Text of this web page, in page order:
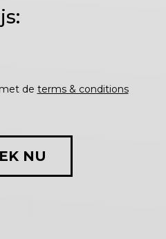
de terms & conditions
NU